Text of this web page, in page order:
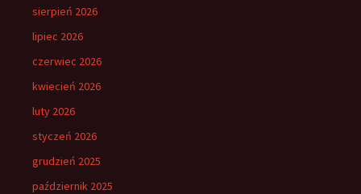
sierpień 2026
lipiec 2026
czerwiec 2026
kwiecień 2026
luty 2026
styczeń 2026
grudzień 2025
październik 2025